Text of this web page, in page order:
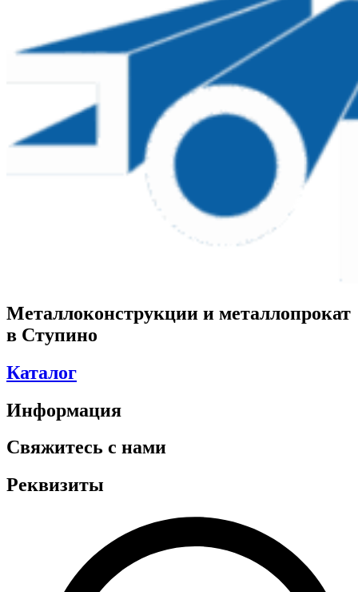
Металлоконструкции и металлопрокат
в Ступино
Каталог
Информация
Свяжитесь с нами
Реквизиты